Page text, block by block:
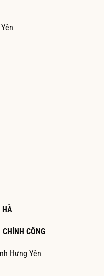
HÀ
CÔNG
Hưng Yên